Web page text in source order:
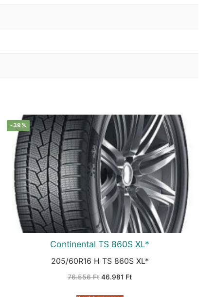
-39%
Continental TS 860S XL*
205/60R16 H TS 860S XL*
76.556Ft Original
46.981 FtCurrent